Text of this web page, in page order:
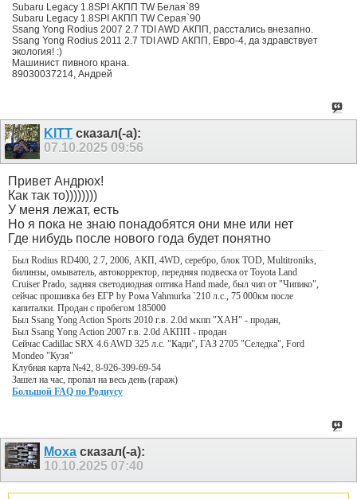
Subaru Legacy 1.8SPI АКПП TW Белая`89
Subaru Legacy 1.8SPI АКПП TW Серая`90
Ssang Yong Rodius 2007 2.7 TDI AWD АКПП, расстались внезапно.
Ssang Yong Rodius 2011 2.7 TDI AWD АКПП, Евро-4, да здравствует
экология! :)
Машинист пивного крана.
89030037214, Андрей
KITT сказал(-а):
07.10.2025 09:56
Привет Андрюх!
Как так то))))))))
У меня лежат, есть
Но я пока не знаю понадобятся они мне или нет
Где нибудь после нового года будет понятно
Был Rodius RD400, 2.7, 2006, АКП, 4WD, серебро, блок TOD, Multitroniks,
билинзы, омыватель, автокорректор, передняя подвеска от Toyota Land
Cruiser Prado, задняя светодиодная оптика Hand made, был чип от "Чипико",
сейчас прошивка без ЕГР by Рома Vahmurka `210 л.с., 75 000км после
капиталки. Продан с пробегом 185000
Был Ssang Yong Action Sports 2010 г.в. 2.0d мкпп "ХАН" - продан,
Был Ssang Yong Action 2007 г.в. 2.0d АКПП - продан
Сейчас Cadillac SRX 4.6 AWD 325 л.с. "Кади", ГАЗ 2705 "Селедка", Ford
Mondeo "Кузя"
Клубная карта №42, 8-926-399-69-54
Зашел на час, пропал на весь день (гараж)
Большой FAQ по Родиусу
Moxa сказал(-а):
10.10.2025 07:40